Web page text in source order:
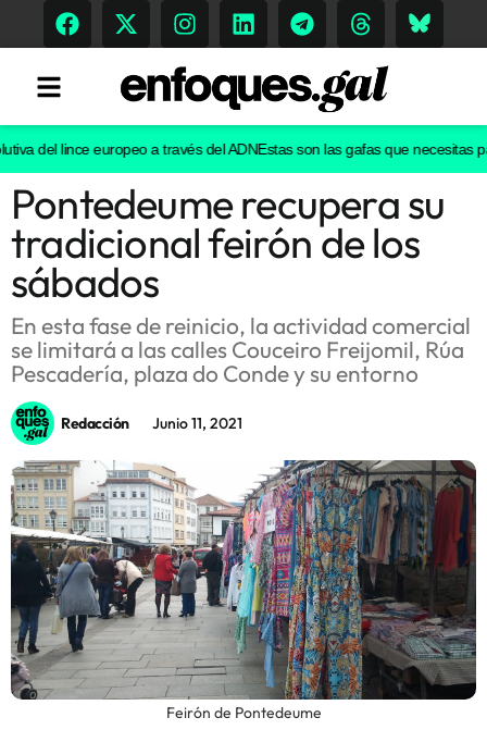
Tendencias
Memoria Histórica
Gastronomía
Escenarios
Sostenibilidad
Innova
del lince europeo a través del ADNEstas son las gafas que necesitas
Pontedeume recupera su
tradicional feirón de los
sábados
En esta fase de reinicio, la actividad comercial
se limitará a las calles Couceiro Freijomil, Rúa
Pescadería, plaza do Conde y su entorno
Redacción Junio 11, 2021
Feirón de Pontedeume